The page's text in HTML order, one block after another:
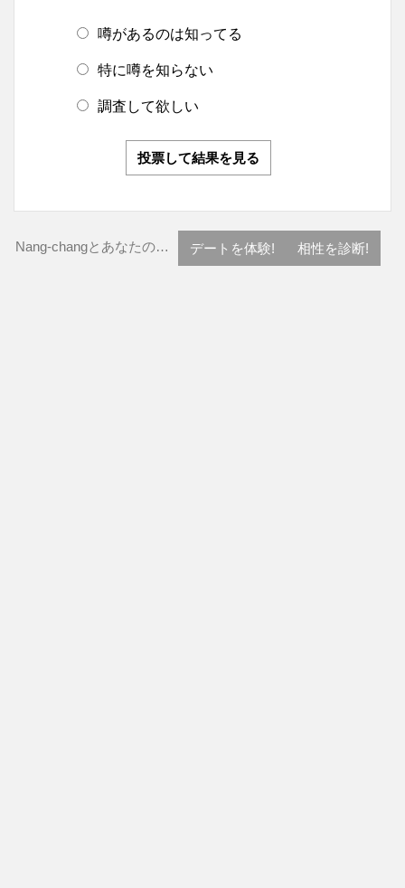
噂があるのは知ってる
特に噂を知らない
調査して欲しい
投票して結果を見る
Nang-changとあなたの… デートを体験! 相性を診断!